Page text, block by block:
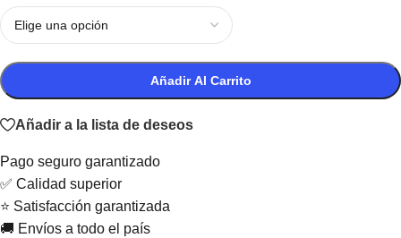
Añadir Al Carrito
Añadir a la lista de deseos
Pago seguro garantizado
✅ Calidad superior
⭐ Satisfacción garantizada
🚚 Envíos a todo el país